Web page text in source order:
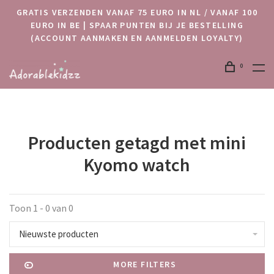
GRATIS VERZENDEN VANAF 75 EURO IN NL / VANAF 100
EURO IN BE | SPAAR PUNTEN BIJ JE BESTELLING
(ACCOUNT AANMAKEN EN AANMELDEN LOYALTY)
0
Producten getagd met mini
Kyomo watch
Toon 1 - 0 van 0
Nieuwste producten
MORE FILTERS